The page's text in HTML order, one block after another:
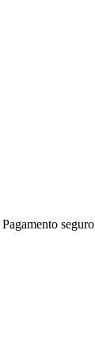
Pagamento seguro